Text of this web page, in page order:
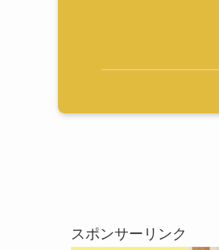
スポンサーリンク